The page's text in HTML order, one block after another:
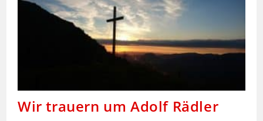
Wir trauern um Adolf Rädler